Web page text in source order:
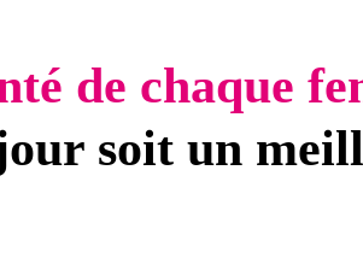
de chaque
soit un